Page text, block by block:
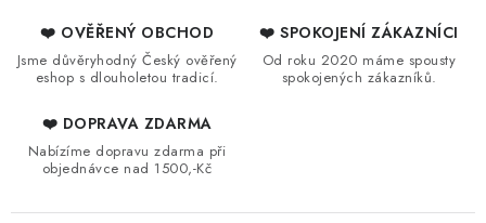
❤️ OVĚŘENÝ OBCHOD
Jsme důvěryhodný Český ověřený
eshop s dlouholetou tradicí.
❤️ SPOKOJENÍ ZÁKAZNÍCI
Od roku 2020 máme spousty
spokojených zákazníků.
❤️ DOPRAVA ZDARMA
Nabízíme dopravu zdarma při
objednávce nad 1500,-Kč